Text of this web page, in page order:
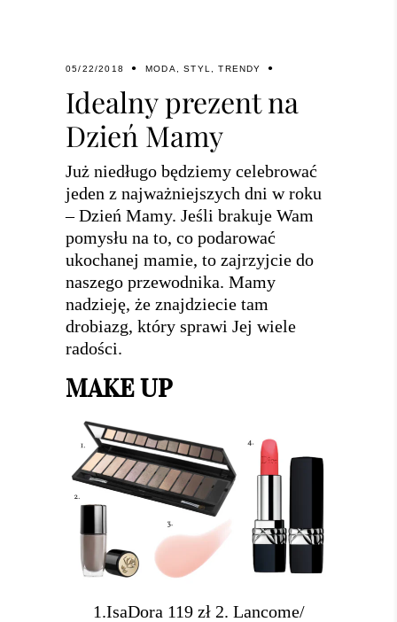
05/22/2018 MODA,STYL,TRENDY
Idealny prezent na
Dzień Mamy
Już niedługo będziemy celebrować
jeden z najważniejszych dni w roku
– Dzień Mamy. Jeśli brakuje Wam
pomysłu na to, co podarować
ukochanej mamie, to zajrzyjcie do
naszego przewodnika. Mamy
nadzieję, że znajdziecie tam
drobiazg, który sprawi Jej wiele
radości.
MAKE UP
1.IsaDora 119 zł 2. Lancome/